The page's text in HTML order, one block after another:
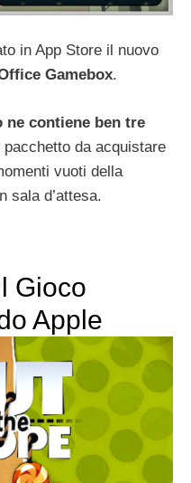
in App Store il nuovo
Gamebox.
ne contiene ben tre
da acquistare
vuoti della
sala d’attesa.
Gioco
Apple